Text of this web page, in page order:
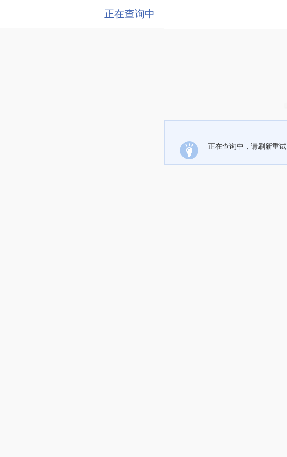
正在查询中
正在查询中，请刷新重试